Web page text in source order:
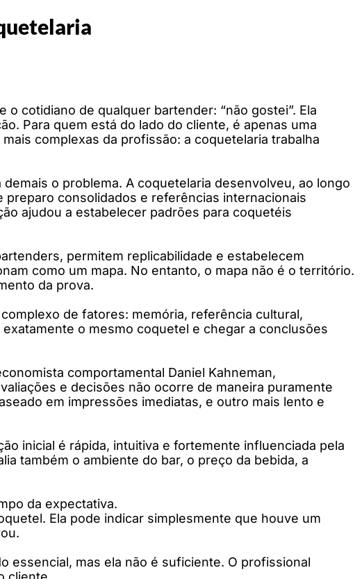
cotidiano de qualquer bartender: “não gostei”. Ela
Para quem está do lado do cliente, é apenas uma
complexas da profissão: a coquetelaria trabalha
o problema. A coquetelaria desenvolveu, ao longo
consolidados e referências internacionais
ajudou a estabelecer padrões para coquetéis
permitem replicabilidade e estabelecem
como um mapa. No entanto, o mapa não é o território.
da prova.
de fatores: memória, referência cultural,
o mesmo coquetel e chegar a conclusões
comportamental Daniel Kahneman,
e decisões não ocorre de maneira puramente
em impressões imediatas, e outro mais lento e
inicial é rápida, intuitiva e fortemente influenciada pela
também o ambiente do bar, o preço da bebida, a
da expectativa.
Ela pode indicar simplesmente que houve um
essencial, mas ela não é suficiente. O profissional